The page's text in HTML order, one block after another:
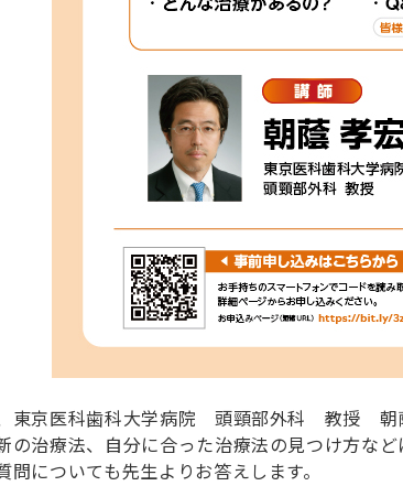
東京医科歯科大学病院 頭頸部外科 教授 朝
の治療法、自分に合った治療法の見つけ方な
問についても先生よりお答えします。